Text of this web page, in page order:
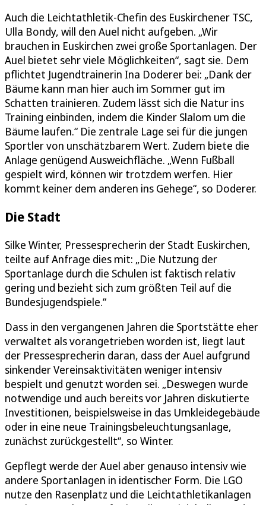
Auch die Leichtathletik-Chefin des Euskirchener TSC,
Ulla Bondy, will den Auel nicht aufgeben. „Wir
brauchen in Euskirchen zwei große Sportanlagen. Der
Auel bietet sehr viele Möglichkeiten“, sagt sie. Dem
pflichtet Jugendtrainerin Ina Doderer bei: „Dank der
Bäume kann man hier auch im Sommer gut im
Schatten trainieren. Zudem lässt sich die Natur ins
Training einbinden, indem die Kinder Slalom um die
Bäume laufen.“ Die zentrale Lage sei für die jungen
Sportler von unschätzbarem Wert. Zudem biete die
Anlage genügend Ausweichfläche. „Wenn Fußball
gespielt wird, können wir trotzdem werfen. Hier
kommt keiner dem anderen ins Gehege“, so Doderer.
Die Stadt
Silke Winter, Pressesprecherin der Stadt Euskirchen,
teilte auf Anfrage dies mit: „Die Nutzung der
Sportanlage durch die Schulen ist faktisch relativ
gering und bezieht sich zum größten Teil auf die
Bundesjugendspiele.“
Dass in den vergangenen Jahren die Sportstätte eher
verwaltet als vorangetrieben worden ist, liegt laut
der Pressesprecherin daran, dass der Auel aufgrund
sinkender Vereinsaktivitäten weniger intensiv
bespielt und genutzt worden sei. „Deswegen wurde
notwendige und auch bereits vor Jahren diskutierte
Investitionen, beispielsweise in das Umkleidegebäude
oder in eine neue Trainingsbeleuchtungsanlage,
zunächst zurückgestellt“, so Winter.
Gepflegt werde der Auel aber genauso intensiv wie
andere Sportanlagen in identischer Form. Die LGO
nutze den Rasenplatz und die Leichtathletikanlagen